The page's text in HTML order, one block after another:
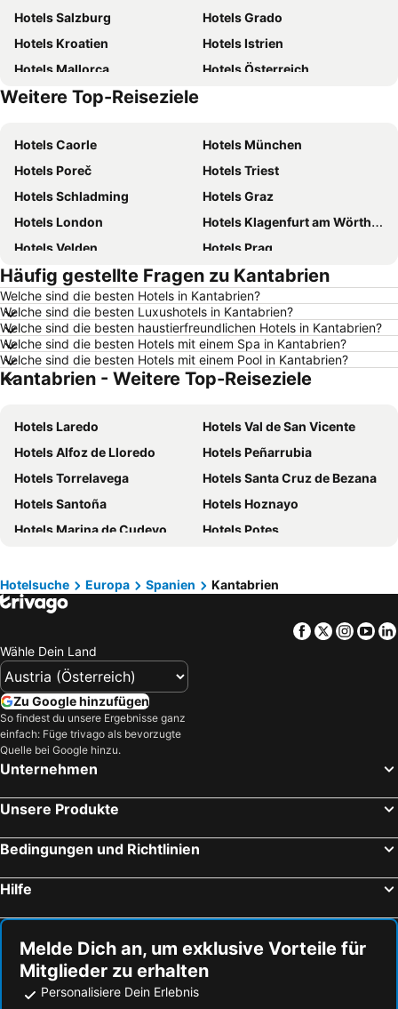
Hotels Salzburg
Hotels Grado
Hotels Kroatien
Hotels Istrien
Hotels Mallorca
Hotels Österreich
Hotels Kärnten
Weitere Top-Reiseziele
Hotels Caorle
Hotels München
Hotels Poreč
Hotels Triest
Hotels Schladming
Hotels Graz
Hotels London
Hotels Klagenfurt am Wörthersee
Hotels Velden
Hotels Prag
Hotels Barcelona
Hotels Innsbruck
Hotels Hamburg
Hotels Jesolo
Hotels Venedig
Hotels Rom
Hotels Umag
Hotels Rimini
Hotels Opatija
Hotels Gardasee
Hotels Wörthersee
Hotels Sardinien
Hotels Rhodos
Hotels Wolfgangsee
Hotels Klopeiner See
Hotels Tirol
Hotels Steiermark
Hotels Kos
Hotels Kroatische Adriaküste
Hotels Salzburger Land
Hotels Salzkammergut
Hotels Südtirol
Hotels Achensee
Häufig gestellte Fragen zu Kantabrien
Welche sind die besten Hotels in Kantabrien?
Welche sind die besten Luxushotels in Kantabrien?
Welche sind die besten haustierfreundlichen Hotels in Kantabrien?
Welche sind die besten Hotels mit einem Spa in Kantabrien?
Welche sind die besten Hotels mit einem Pool in Kantabrien?
Kantabrien - Weitere Top-Reiseziele
Hotels Laredo
Hotels Val de San Vicente
Hotels Alfoz de Lloredo
Hotels Peñarrubia
Hotels Torrelavega
Hotels Santa Cruz de Bezana
Hotels Santoña
Hotels Hoznayo
Hotels Marina de Cudeyo
Hotels Potes
Hotels Hazas de Cesto
Hotels Piélagos
Hotels Meruelo
Hotels San Felices de Buelna
Hotels Reinosa
Hotels Ampuero
Hotels Campoo de Enmedio
Hotels Cillorigo de Liébana
Hotels Herrerías
Hotelsuche Europa Spanien Kantabrien
Facebook
Twitter
Wähle Dein Land
Zu Google hinzufügen
So findest du unsere Ergebnisse ganz
einfach: Füge trivago als bevorzugte
Quelle bei Google hinzu.
Unternehmen
Unsere Produkte
Bedingungen und Richtlinien
Hilfe
Melde Dich an, um exklusive Vorteile für
Mitglieder zu erhalten
Personalisiere Dein Erlebnis